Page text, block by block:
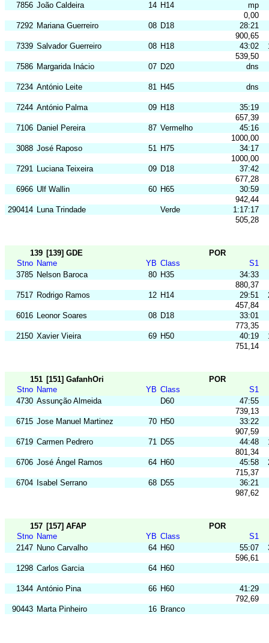
7856 João Caldeira 14 H14
mp
0,00
7292 Mariana Guerreiro 08 D18
28:21
900,65
7339 Salvador Guerreiro 08 H18 43:02
539,50
7586 Margarida Inácio 07 D20 dns
7234 António Leite 81 H45 dns
7244 António Palma 09 H18
35:19
657,39
7106 Daniel Pereira 87 Vermelho
45:16
1000,00
3088 José Raposo 51 H75
34:17
1000,00
7291 Luciana Teixeira 09 D18
37:42
677,28
6966 Ulf Wallin 60 H65
30:59
942,44
290414 Luna Trindade Verde
1:17:17
505,28
139 [139] GDE
POR
Stno Name YB Class
S1
3785 Nelson Baroca 80 H35
34:33
880,37
7517 Rodrigo Ramos 12 H14 29:51
457,84
6016 Leonor Soares 08 D18
33:01
773,35
2150 Xavier Vieira 69 H50 40:19
751,14
151 [151] GafanhOri
POR
Stno Name YB Class
S1
4730 Assunção Almeida D60
47:55
739,13
6715 Jose Manuel Martinez 70 H50
33:22
907,59
6719 Carmen Pedrero 71 D55 44:48
801,34
6706 José Ángel Ramos 64 H60 45:58
715,37
6704
Isabel Serrano 68 D55
36:21
987,62
157 [157] AFAP
POR
Stno Name YB Class
S1
2147 Nuno Carvalho 64 H60 55:07
596,61
1298 Carlos Garcia 64 H60
1344 António Pina 66 H60
41:29
792,69
90443 Marta Pinheiro 16 Branco